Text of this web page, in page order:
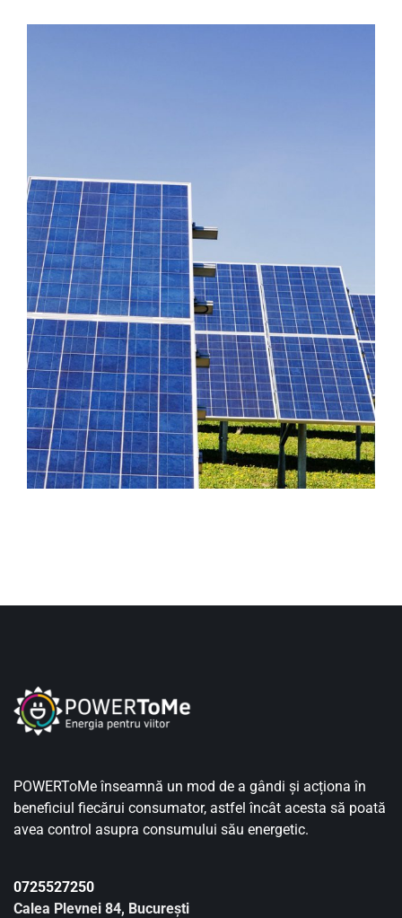
POWERToMe înseamnă un mod de a gândi și acționa în
beneficiul fiecărui consumator, astfel încât acesta să poată
avea control asupra consumului său energetic.
0725527250
Calea Plevnei 84, București